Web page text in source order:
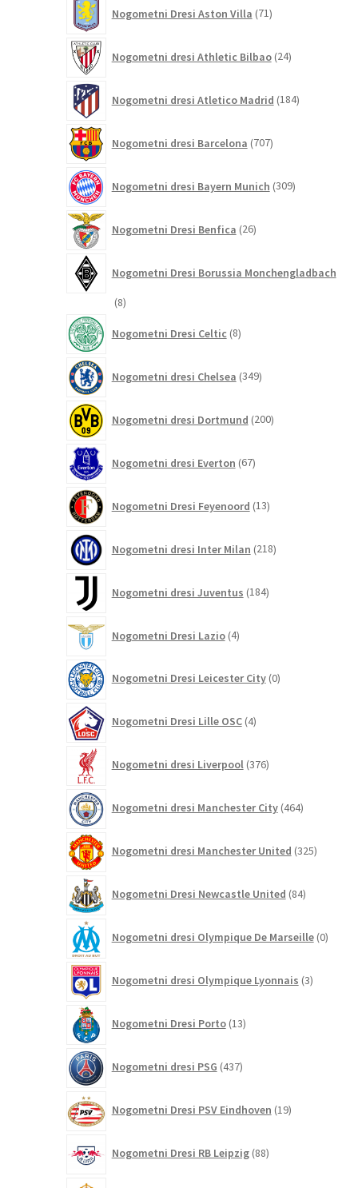
Nogometni Dresi Aston Villa 71izdelkov
Nogometni dresi Athletic Bilbao 24izdelkov
Nogometni dresi Atletico Madrid 184izdelkov
Nogometni dresi Barcelona 707izdelkov
Nogometni dresi Bayern Munich 309izdelkov
Nogometni Dresi Benfica 26izdelkov
Nogometni Dresi Borussia Monchengladbach
88
Nogometni Dresi Celtic 8izdelkov
Nogometni dresi Chelsea 349izdelkov
Nogometni dresi Dortmund 200izdelkov
Nogometni dresi Everton 67izdelkov
Nogometni Dresi Feyenoord 13izdelkov
Nogometni dresi Inter Milan 218izdelkov
Nogometni dresi Juventus 184izdelkov
Nogometni Dresi Lazio 4izdelki
Nogometni Dresi Leicester City 0izdelkov
Nogometni Dresi Lille OSC 4izdelki
Nogometni dresi Liverpool 376izdelkov
Nogometni dresi Manchester City 464izdelkov
Nogometni dresi Manchester United 325izdelkov
Nogometni Dresi Newcastle United 84izdelkov
Nogometni dresi Olympique De Marseille 0
Nogometni dresi Olympique Lyonnais 3izdelki
Nogometni Dresi Porto 13izdelkov
Nogometni dresi PSG 437izdelkov
Nogometni Dresi PSV Eindhoven 19izdelkov
Nogometni Dresi RB Leipzig 88izdelkov